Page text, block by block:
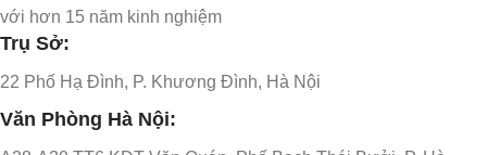
với hơn 15 năm kinh nghiệm
Trụ Sở:
22 Phố Hạ Đình, P. Khương Đình, Hà Nội
Văn Phòng Hà Nội: